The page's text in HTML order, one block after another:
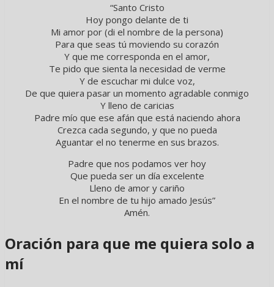
“Santo Cristo
Hoy pongo delante de ti
Mi amor por (di el nombre de la persona)
Para que seas tú moviendo su corazón
Y que me corresponda en el amor,
Te pido que sienta la necesidad de verme
Y de escuchar mi dulce voz,
De que quiera pasar un momento agradable conmigo
Y lleno de caricias
Padre mío que ese afán que está naciendo ahora
Crezca cada segundo, y que no pueda
Aguantar el no tenerme en sus brazos.
Padre que nos podamos ver hoy
Que pueda ser un día excelente
Lleno de amor y cariño
En el nombre de tu hijo amado Jesús”
Amén.
Oración para que me quiera solo a
mí